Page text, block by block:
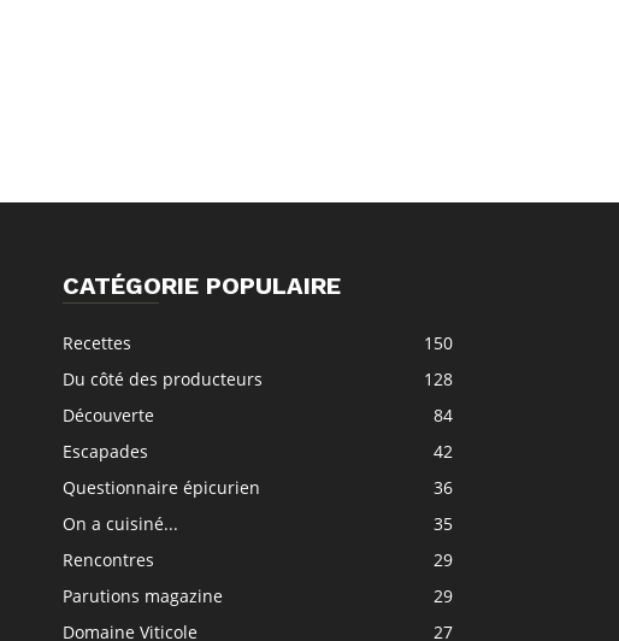
CATÉGORIE POPULAIRE
Recettes
150
Du côté des producteurs
128
Découverte
84
Escapades
42
Questionnaire épicurien
36
On a cuisiné...
35
Rencontres
29
Parutions magazine
29
Domaine Viticole
27